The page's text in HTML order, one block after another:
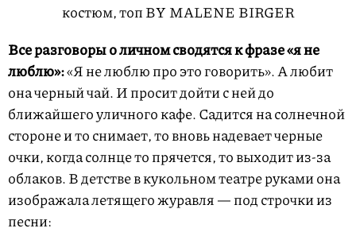
костюм, топ BY MALENE BIRGER
Все разговоры о личном сводятся к фразе «я не
люблю»:«Я не люблю про это говорить». А любит
она черный чай. И просит дойти с ней до
ближайшего уличного кафе. Садится на солнечной
стороне и то снимает, то вновь надевает черные
очки, когда солнце то прячется, то выходит из-за
облаков. В детстве в кукольном театре руками она
изображала летящего журавля — под строчки из
песни: